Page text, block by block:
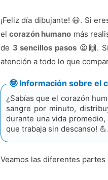
¡Feliz día dibujante! 😃. Si
elcorazón humano más
de 3 sencillos pasos 😦🙌.
atención a todo lo que
🤓 Información sobre el
¿Sabías que el corazón
sangre por minuto,
durante una vida promedio,
que trabaja sin descanso! 💪.
Veamos las diferentes